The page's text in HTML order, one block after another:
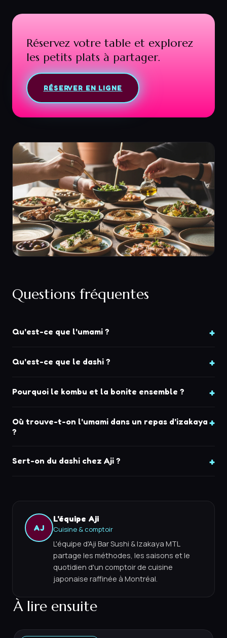
Réservez votre table et explorez
les petits plats à partager.
RÉSERVER EN LIGNE
Questions fréquentes
Qu'est-ce que l'umami ?
Qu'est-ce que le dashi ?
Pourquoi le kombu et la bonite ensemble ?
Où trouve-t-on l'umami dans un repas d'izakaya
?
Sert-on du dashi chez Aji ?
AJ
L'équipe Aji
Cuisine & comptoir
L'équipe d'Aji Bar Sushi & Izakaya MTL
partage les méthodes, les saisons et le
quotidien d'un comptoir de cuisine
japonaise raffinée à Montréal.
À lire ensuite